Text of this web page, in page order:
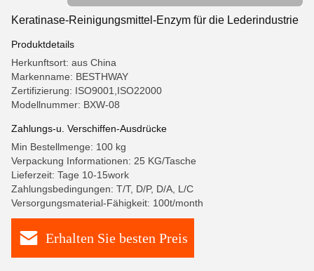
Keratinase-Reinigungsmittel-Enzym für die Lederindustrie
Produktdetails
Herkunftsort: aus China
Markenname: BESTHWAY
Zertifizierung: ISO9001,ISO22000
Modellnummer: BXW-08
Zahlungs-u. Verschiffen-Ausdrücke
Min Bestellmenge: 100 kg
Verpackung Informationen: 25 KG/Tasche
Lieferzeit: Tage 10-15work
Zahlungsbedingungen: T/T, D/P, D/A, L/C
Versorgungsmaterial-Fähigkeit: 100t/month
Erhalten Sie besten Preis